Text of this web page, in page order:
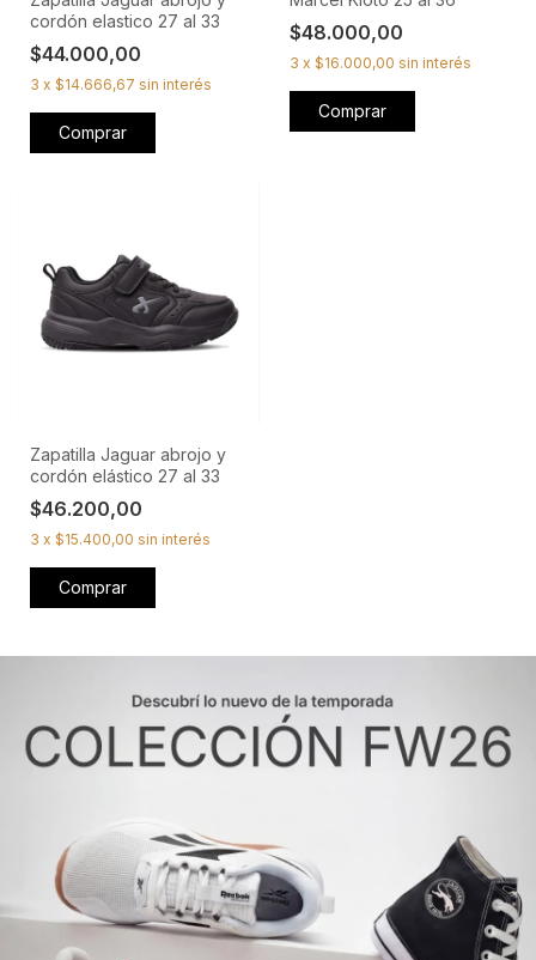
cordón elastico 27 al 33
$44.000,00
3 x $14.666,67 sin interés
Comprar
$48.000,00
3 x $16.000,00 sin interés
Comprar
Zapatilla Jaguar abrojo y
cordón elástico 27 al 33
$46.200,00
3 x $15.400,00 sin interés
Comprar